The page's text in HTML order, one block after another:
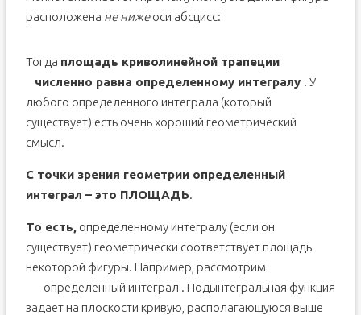
расположена не нижеоси абсцисс:
Тогда площадь криволинейной трапеции
численно равна определенному интегралу . У
любого определенного интеграла (который
существует) есть очень хороший геометрический
смысл.
С точки зрения геометрии определенный
интеграл – это ПЛОЩАДЬ.
То есть,определенному интегралу (если он
существует) геометрически соответствует площадь
некоторой фигуры. Например, рассмотрим
определенный интеграл . Подынтегральная функция
задает на плоскости кривую, располагающуюся выше